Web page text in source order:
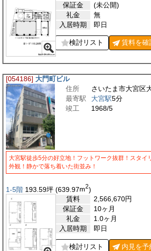
保証金
(未公開)
礼金
無
入居時期
即日
検討リスト 賃料を確
[054186] 大門町ビル
住所
さいたま市大宮区
最寄駅
大宮駅5分
竣工
1968/5
大宮駅徒歩5分の好立地！フットワーク抜群！スタイ
外観！静かで落ち着いた街並み！
1-5階 193.59坪 (639.97m2)
賃料
2,566,670円
保証金
10ヶ月
礼金
1.0ヶ月
入居時期
即日
検討リスト 内見を予